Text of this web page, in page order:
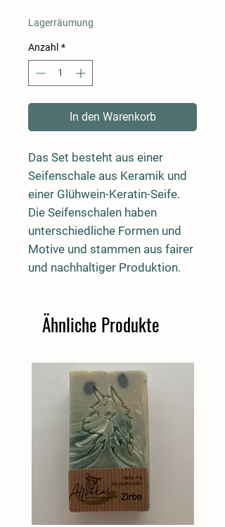
Lagerräumung
Anzahl *
In den Warenkorb
Das Set besteht aus einer
Seifenschale aus Keramik und
einer Glühwein-Keratin-Seife.
Die Seifenschalen haben
unterschiedliche Formen und
Motive und stammen aus fairer
und nachhaltiger Produktion.
Ähnliche Produkte